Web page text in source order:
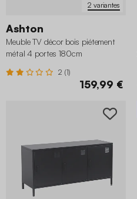
2 variantes
Ashton
Meuble TV décor bois piétement
métal 4 portes 180cm
2 (1)
159,99 €